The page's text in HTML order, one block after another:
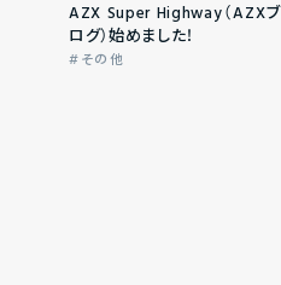
AZX Super Highway（AZXブ
ログ）始めました！
その他